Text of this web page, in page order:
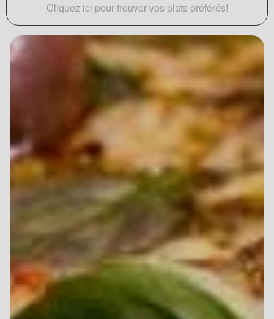
Cliquez ici pour trouver vos plats préférés!